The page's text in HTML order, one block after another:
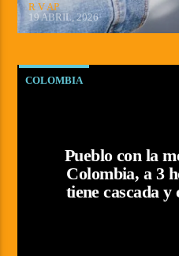
R V AP
19 ABRIL, 2026
COLOMBIA
Pueblo con la
Colombia, a 3
tiene cascada y